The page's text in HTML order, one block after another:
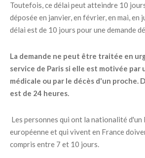
Toutefois, ce délai peut atteindre 10
déposée en janvier, en février, en mai, en
délai est de 10 jours pour une demande
La demande ne peut être traitée en
service de Paris si elle est motivée par
médicale ou par le décès d'un proche.
est de 24 heures.
Les personnes qui ont la nationalité d'un
européenne et qui vivent en France
compris entre 7 et 10 jours.